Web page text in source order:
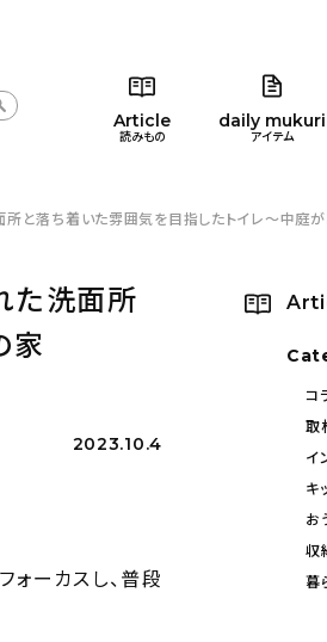
Article
読みもの
daily mukuri
アイテム
コラム インテリア
所と落ち着いた雰囲気を目指したトイレ〜中
た洗面所
家
2023.10.4
ォーカスし、普段
コ
取
イ
キ
お
収
暮